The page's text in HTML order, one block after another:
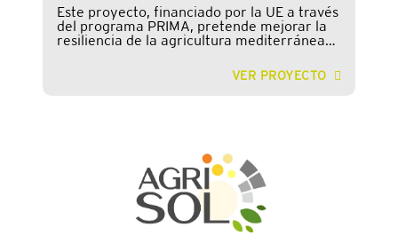
Este proyecto, financiado por la UE a través
del programa PRIMA, pretende mejorar la
resiliencia de la agricultura mediterránea
agua combinando hidrotecnologías
tradicionales y modernas con técnic
VER PROYECTO